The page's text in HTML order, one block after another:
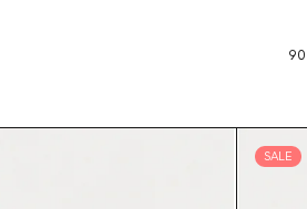
90
SALE